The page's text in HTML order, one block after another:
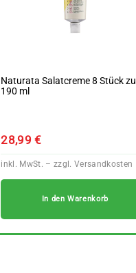
Naturata Salatcreme 8 Stück zu
190 ml
28,99€
In den Warenkorb